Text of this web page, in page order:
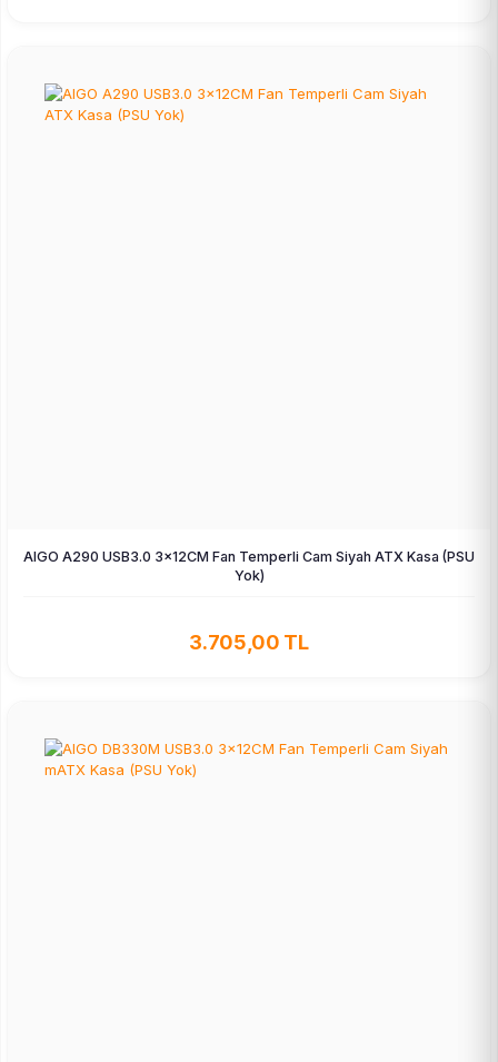
AIGO A290 USB3.0 3×12CM Fan Temperli Cam Siyah ATX Kasa (PSU
Yok)
3.705,00 TL